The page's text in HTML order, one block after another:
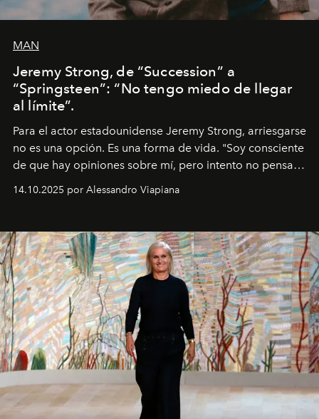
MAN
Jeremy Strong, de “Succession” a
“Springsteen”: “No tengo miedo de llegar
al límite”.
Para el actor estadounidense Jeremy Strong, arriesgarse
no es una opción. Es una forma de vida. "Soy consciente
de que hay opiniones sobre mí, pero intento no pensar
pérdida de tiempo", afirma.
14.10.2025 por Alessandro Viapiana